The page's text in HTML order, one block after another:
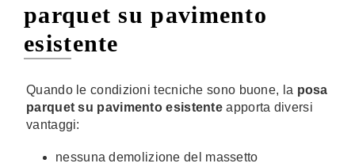
parquet su pavimento
esistente
Quando le condizioni tecniche sono buone, la posa
parquet su pavimento esistente apporta diversi
vantaggi:
nessuna demolizione del massetto